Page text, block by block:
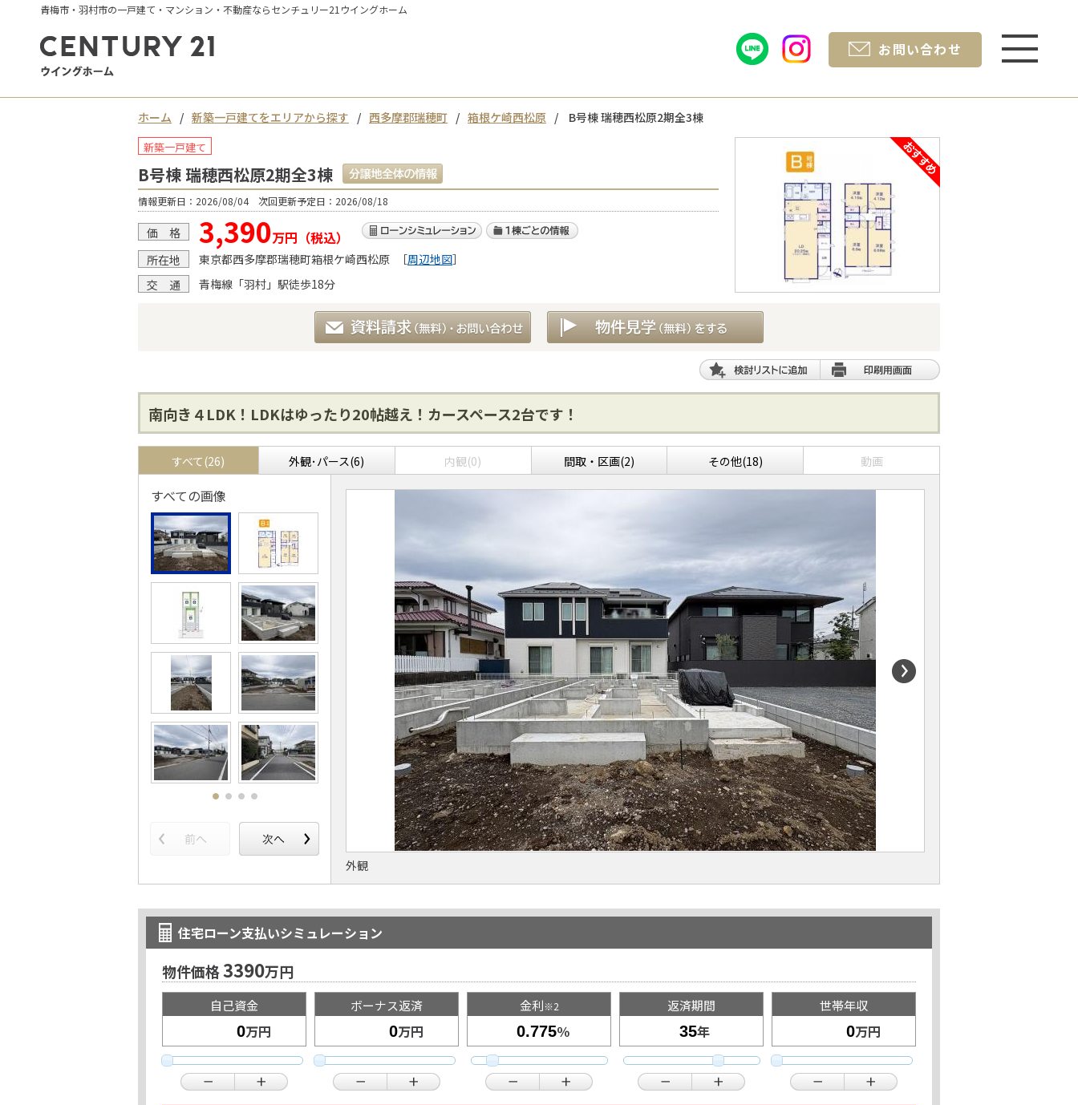
青梅市・羽村市の一戸建て・マンション・不動産ならセンチュリー21ウイングホーム
お問い合わせ
ホーム 新築一戸建てをエリアから探す 西多摩郡瑞穂町 箱根ケ崎西松原 B号棟 瑞穂西松原2期全3棟
新築一戸建て
B号棟 瑞穂西松原2期全3棟
情報更新日：2026/08/04 次回更新予定日：2026/08/18
価 格 3,390万円（税込）
所在地 東京都西多摩郡瑞穂町箱根ケ崎西松原 ［周辺地図］
交 通
青梅線「羽村」駅徒歩18分
南向き４LDK！LDKはゆったり20帖越え！カースペース2台です！
すべて(26) 外観･パース(6) 内観(0) 間取・区画(2) その他(18) 動画
すべての画像
外観
住宅ローン支払いシミュレーション
物件価格3390万円
自己資金
万円
ボーナス返済
万円
金利※2
％
返済期間
年
世帯年収
万円